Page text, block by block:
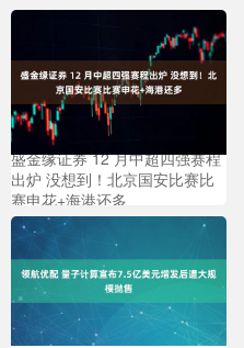
盛金缘证券 12 月中超四强赛程
出炉 没想到！北京国安比赛比
赛申花+海港还多